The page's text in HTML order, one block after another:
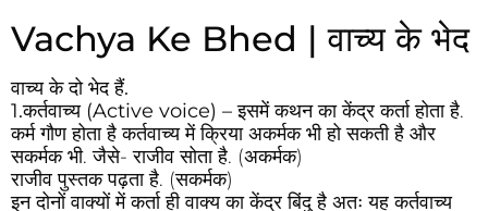
Vachya Ke Bhed | वाच्य के भेद
वाच्य के दो भेद हैं.
1.कर्तवाच्य (Active voice) –इसमें कथन का केंद्र कर्ता होता है.
कर्म गौण होता है कर्तवाच्य में क्रिया अकर्मक भी हो सकती है और
सकर्मक भी. जैसे- राजीव सोता है. (अकर्मक)
राजीव पुस्तक पढ़ता है. (सकर्मक)
इन दोनों वाक्यों में कर्ता ही वाक्य का केंद्र बिंदु है अतः यह कर्तवाच्य